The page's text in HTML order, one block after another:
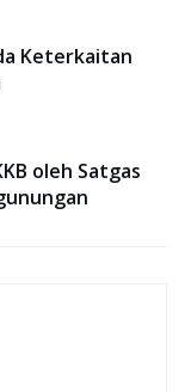
Keterkaitan
oleh Satgas